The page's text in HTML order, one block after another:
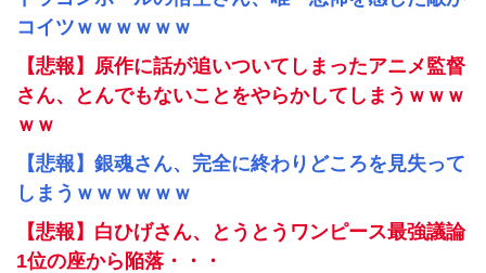
コイツｗｗｗｗｗｗ
【悲報】原作に話が追いついてしまったアニメ監督
さん、とんでもないことをやらかしてしまうｗｗｗ
ｗｗ
【悲報】銀魂さん、完全に終わりどころを見失って
しまうｗｗｗｗｗｗ
【悲報】白ひげさん、とうとうワンピース最強議論
1位の座から陥落・・・